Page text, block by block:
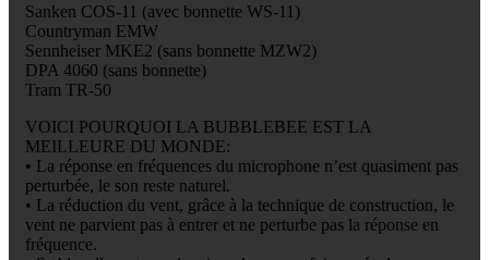
Sanken COS-11 (avec bonnette WS-11)
Countryman EMW
Sennheiser MKE2 (sans bonnette MZW2)
DPA 4060 (sans bonnette)
Tram TR-50
VOICI POURQUOI LA BUBBLEBEE EST LA
MEILLEURE DU MONDE:
• La réponse en fréquences du microphone n’est quasiment pas
perturbée, le son reste naturel.
• La réduction du vent, grâce à la technique de construction, le
vent ne parvient pas à entrer et ne perturbe pas la réponse en
fréquence.